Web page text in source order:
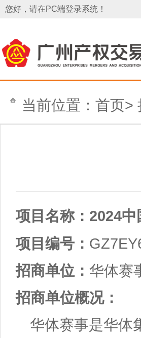
您好，请在PC端登录系统！
当前位置： 首页>
项目名称： 2024中
项目编号：
招商单位： 华体赛
招商单位概况：
华体赛事是华体